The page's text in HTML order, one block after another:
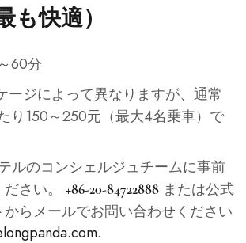
も快適）
60分
ージによって異なりますが、通常
り150～250元（最大4名乗車）で
ルのコンシェルジュチームに事前
さい。 +86-20-84722888または公式
からメールでお問い合わせください
.